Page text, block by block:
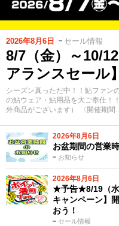
2026年8月6日 セール情報
8/7（金）～10/
アランスセール
シーズン真っただ中！！鮎ファン
の鮎ウェア・鮎用品を大ご奉仕！
外商品がございます） 〈開催期
2026年8月6日
お知らせ
お盆期間の営業
2026年8月6日
セール情報
★予告★8/19（水
キャンペーン】
おう！